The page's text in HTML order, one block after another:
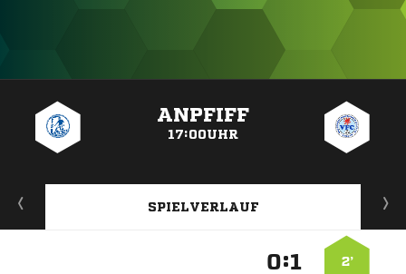
ANPFIFF
17:00UHR
SPIELVERLAUF
2’
: